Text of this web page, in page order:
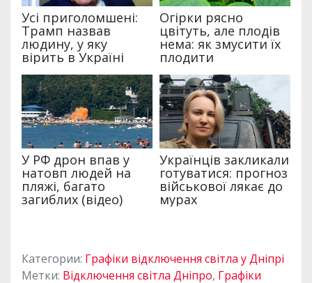
Категории: Графіки відключення світла у Дніпрі
Метки: Відключення світла Дніпро, Графіки